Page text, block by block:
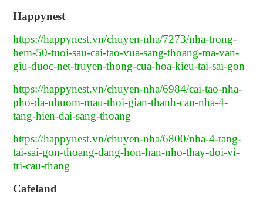
Happynest
https://happynest.vn/chuyen-nha/7273/nha-trong-
hem-50-tuoi-sau-cai-tao-vua-sang-thoang-ma-van-
giu-duoc-net-truyen-thong-cua-hoa-kieu-tai-sai-gon
https://happynest.vn/chuyen-nha/6984/cai-tao-nha-
pho-da-nhuom-mau-thoi-gian-thanh-can-nha-4-
tang-hien-dai-sang-thoang
https://happynest.vn/chuyen-nha/6800/nha-4-tang-
tai-sai-gon-thoang-dang-hon-han-nho-thay-doi-vi-
tri-cau-thang
Cafeland